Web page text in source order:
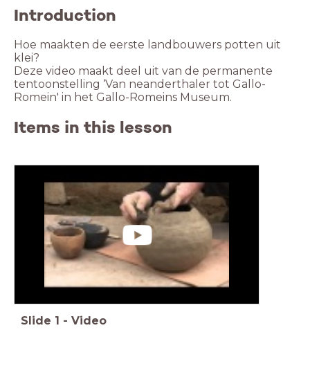
Introduction
Hoe maakten de eerste landbouwers potten uit
klei?
Deze video maakt deel uit van de permanente
tentoonstelling ‘Van neanderthaler tot Gallo-
Romein' in het Gallo-Romeins Museum.
Items in this lesson
Slide 1 - Video